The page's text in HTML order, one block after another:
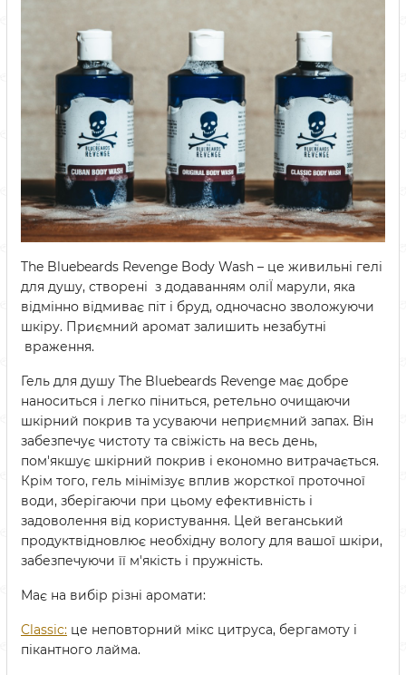
The Bluebeards Revenge Body Wash – це живильні гелі
для душу, створені з додаванням оліЇ марули, яка
відмінно відмиває піт і бруд, одночасно зволожуючи
шкіру. Приємний аромат залишить незабутні
враження.
Гель для душу The Bluebeards Revenge має добре
наноситься і легко піниться, ретельно очищаючи
шкірний покрив та усуваючи неприємний запах. Він
забезпечує чистоту та свіжість на весь день,
пом'якшує шкірний покрив і економно витрачається.
Крім того, гель мінімізує вплив жорсткої проточної
води, зберігаючи при цьому ефективність і
задоволення від користування. Цей веганський
продуктвідновлює необхідну вологу для вашої шкіри,
забезпечуючи її м'якість і пружність.
Має на вибір різні аромати:
Classic: це неповторний мікс цитруса, бергамоту і
пікантного лайма.